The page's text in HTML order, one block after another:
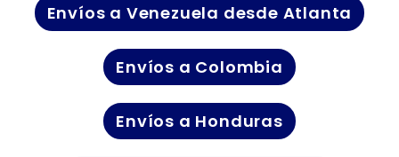
Envíos a Venezuela desde Atlanta
Envíos a Colombia
Envíos a Honduras